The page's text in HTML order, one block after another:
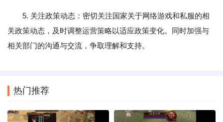
5. 关注政策动态：密切关注国家关于网络游戏和私服的相
关政策动态，及时调整运营策略以适应政策变化。同时加强与
相关部门的沟通与交流，争取理解和支持。
热门推荐